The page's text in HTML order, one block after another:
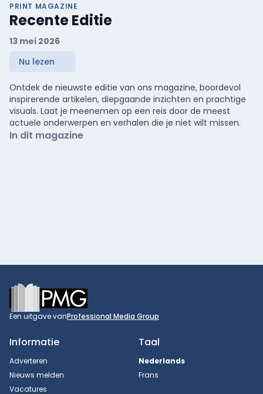
PRINT MAGAZINE
Recente Editie
13 mei 2026
Nu lezen
Ontdek de nieuwste editie van ons magazine, boordevol
inspirerende artikelen, diepgaande inzichten en prachtige
visuals. Laat je meenemen op een reis door de meest
actuele onderwerpen en verhalen die je niet wilt missen.
In dit magazine
Footer
Een uitgave vanProfessional Media Group
Informatie
Adverteren
Nieuws melden
Vacatures
Taal
Nederlands
Frans